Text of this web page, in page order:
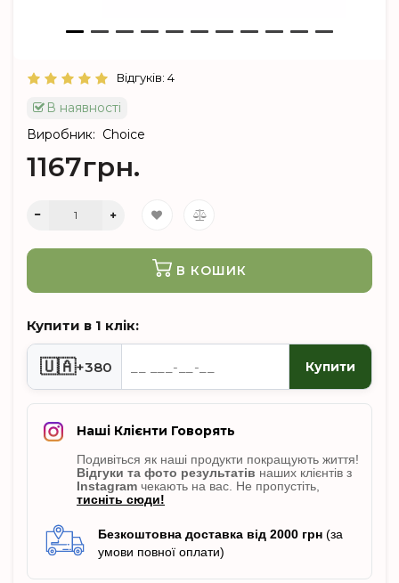
Відгуків: 4
В наявності
Виробник: Choice
1167грн.
В КОШИК
Купити в 1 клік:
🇺🇦+380 Купити
Наші Клієнти Говорять
Подивіться як наші продукти покращують життя!
Відгуки та фото результатів наших клієнтів з
Instagram чекають на вас. Не пропустіть,
тисніть сюди!
Безкоштовна доставка від 2000 грн (за
умови повної оплати)